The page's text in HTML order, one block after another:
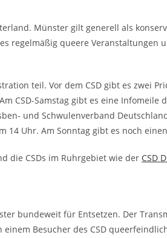
Münster gilt generell als
regelmäßig queere Veranstaltungen
teil. Vor dem CSD gibt es zwei
CSD-Samstag gibt es eine Infomeile
und Schwulenverband
14 Uhr. Am Sonntag gibt es noch
die CSDs im Ruhrgebiet wie der CSD
bundeweit für Entsetzen. Der
Besucher des CSD